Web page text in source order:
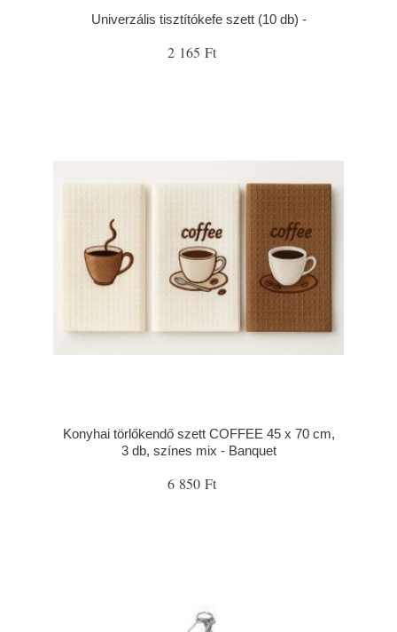
Univerzális tisztítókefe szett (10 db) -
2 165 Ft
Konyhai törlőkendő szett COFFEE 45 x 70 cm,
3 db, színes mix - Banquet
6 850 Ft